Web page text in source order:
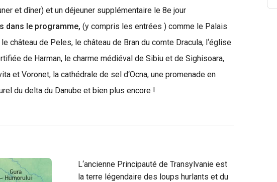
et dîner) et un déjeuner supplémentaire le 8e jour
dans le programme,(y compris les entrées ) comme le Palais
château de Peles, le château de Bran du comte Dracula, l‘église
de Harman, le charme médiéval de Sibiu et de Sighisoara,
et Voronet, la cathédrale de sel d‘Ocna, une promenade en
du delta du Danube et bien plus encore !
L‘ancienne Principauté de Transylvanie est
la terre légendaire des loups hurlants et du